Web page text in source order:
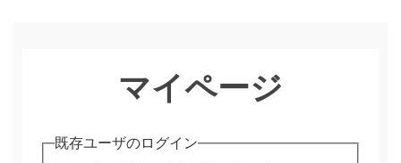
マイページ
既存ユーザのログイン